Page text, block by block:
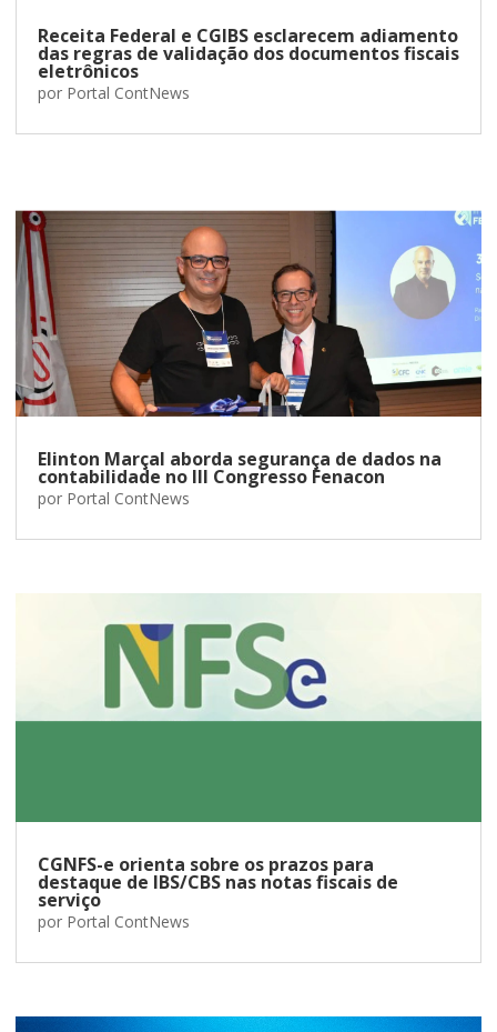
Receita Federal e CGIBS esclarecem adiamento
das regras de validação dos documentos fiscais
eletrônicos
por Portal ContNews
Elinton Marçal aborda segurança de dados na
contabilidade no III Congresso Fenacon
por Portal ContNews
CGNFS-e orienta sobre os prazos para
destaque de IBS/CBS nas notas fiscais de
serviço
por Portal ContNews